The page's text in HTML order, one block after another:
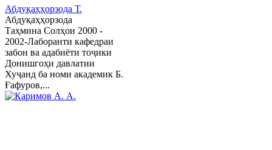
Абдуқаҳҳорзода Т.
Абдуқаҳҳорзода
Таҳмина Солҳои 2000 -
2002-Лаборанти кафедраи
забон ва адабиёти тоҷики
Донишгоҳи давлатии
Хуҷанд ба номи академик Б.
Ғафуров,...